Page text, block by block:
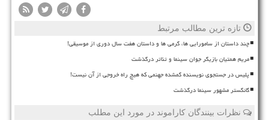
تازه ترین مطالب مرتبط
چند داستان از سامورایی ها، گرمی ها و داستان هفت سال دوری از موسیقی!
مریم همتیان بازیگر جوان سینما و تئاتر درگذشت
پلیس در جستجوی نویسنده گمشده جهنمی که هیچ راه خروجی از آن نیست!
گانگستر مشهور سینما درگذشت
نظرات بینندگان کاراموند در مورد این مطلب